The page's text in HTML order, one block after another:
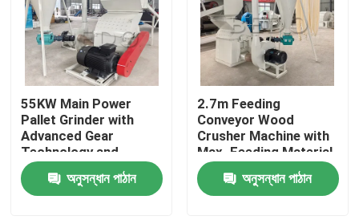
বাড়ি
55KW Main Power
Pallet Grinder with
Advanced Gear
Technology and
Durable Core
Componentঅনুসন্ধান পাঠান
2.7m Feeding
Conveyor Wood
Crusher Machine with
Max. Feeding Material
Thickness of 100mm
and 2100*1450*1700
Mm Size
অনুসন্ধান পাঠান